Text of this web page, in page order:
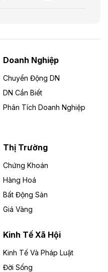
điện Bắc Giang do
trường Bắc Giang làm
‘hệ sinh thái’
của Công ty Cổ
(HoSE: DLG) được
tỷ đồng.
ha đất làm khu
Amata thuê gần 59 ha
Doanh Nghiệp
Chuyển Động DN
DN Cần Biết
Phân Tích Doanh Nghiệp
Thị Trường
Chứng Khoán
Hàng Hoá
Bất Động Sản
Giá Vàng
Kinh Tế Xã Hội
Kinh Tế Và Pháp Luật
Đời Sống